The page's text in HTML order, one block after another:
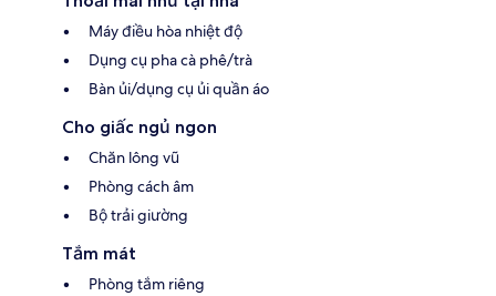
Máy điều hòa nhiệt độ
Dụng cụ pha cà phê/trà
Bàn ủi/dụng cụ ủi quần áo
Cho giấc ngủ ngon
Chăn lông vũ
Phòng cách âm
Bộ trải giường
Tắm mát
Phòng tắm riêng